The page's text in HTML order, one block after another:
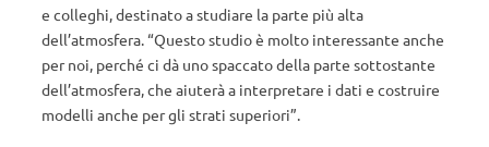
e colleghi, destinato a studiare la parte più alta
dell’atmosfera. “Questo studio è molto interessante anche
per noi, perché ci dà uno spaccato della parte sottostante
dell’atmosfera, che aiuterà a interpretare i dati e costruire
modelli anche per gli strati superiori”.